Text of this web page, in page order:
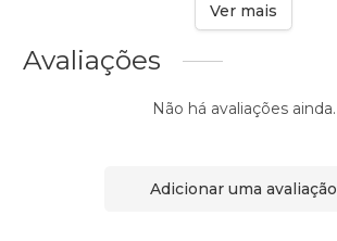
Ver mais
Avaliações
Não há avaliações ainda.
Adicionar uma avaliação